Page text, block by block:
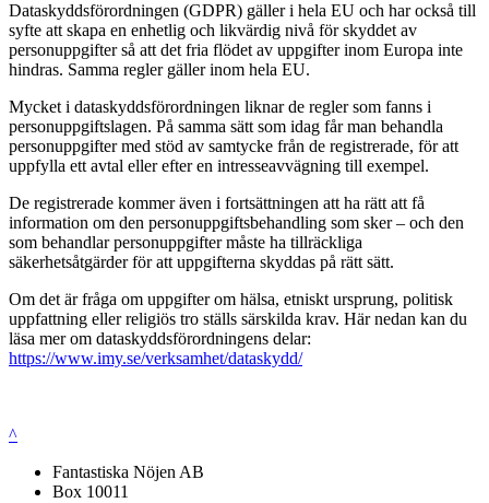
Dataskyddsförordningen (GDPR) gäller i hela EU och har också till
syfte att skapa en enhetlig och likvärdig nivå för skyddet av
personuppgifter så att det fria flödet av uppgifter inom Europa inte
hindras. Samma regler gäller inom hela EU.
Mycket i dataskyddsförordningen liknar de regler som fanns i
personuppgiftslagen. På samma sätt som idag får man behandla
personuppgifter med stöd av samtycke från de registrerade, för att
uppfylla ett avtal eller efter en intresseavvägning till exempel.
De registrerade kommer även i fortsättningen att ha rätt att få
information om den personuppgiftsbehandling som sker – och den
som behandlar personuppgifter måste ha tillräckliga
säkerhetsåtgärder för att uppgifterna skyddas på rätt sätt.
Om det är fråga om uppgifter om hälsa, etniskt ursprung, politisk
uppfattning eller religiös tro ställs särskilda krav. Här nedan kan du
läsa mer om dataskyddsförordningens delar:
https://www.imy.se/verksamhet/dataskydd/
^
Fantastiska Nöjen AB
Box 10011